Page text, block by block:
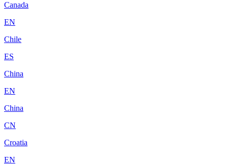
Canada
EN
Chile
ES
China
EN
China
CN
Croatia
EN